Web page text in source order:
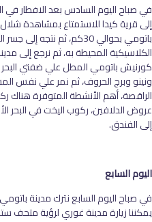
في صباح اليوم السادس بعد الافطار
إلى قرية كيدا للاستمتاع بمشاهدة
باتومي بحوالي 30كم، ثم نتجه
الكلاسيكية المحيطة به، ثم نرجع إلى
كورنيش باتومي المطل علي ضفتي
ونينو وبرج الحروف، ثم نمر علي نفس
الراقصة، أهم الأنشطة المتوفرة هناك
عروض الدلافين، ركوب اليخت في البحر
إلى الفندق.
اليوم السابع
في صباح اليوم السابع نترك مدينة
يمكننا زيارة مدينة غوري لرؤية متحف